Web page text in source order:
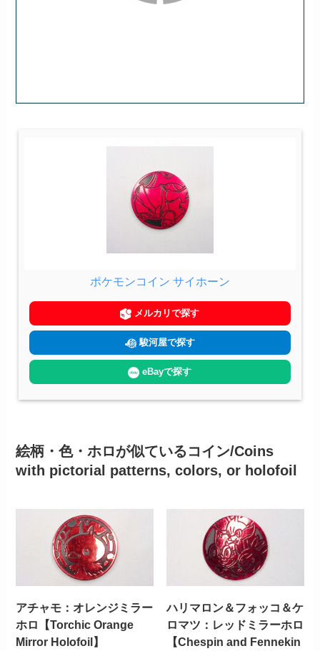
ポケモンコイン サイホーン
メルカリで探す
駿河屋で探す
eBayで探す
絵柄・色・ホロが似ているコイン/Coins
with pictorial patterns, colors, or holofoil
アチャモ：オレンジミラー
ホロ【Torchic Orange
Mirror Holofoil】
ハリマロン＆フォッコ＆ケ
ロマツ：レッドミラーホロ
【Chespin and Fennekin